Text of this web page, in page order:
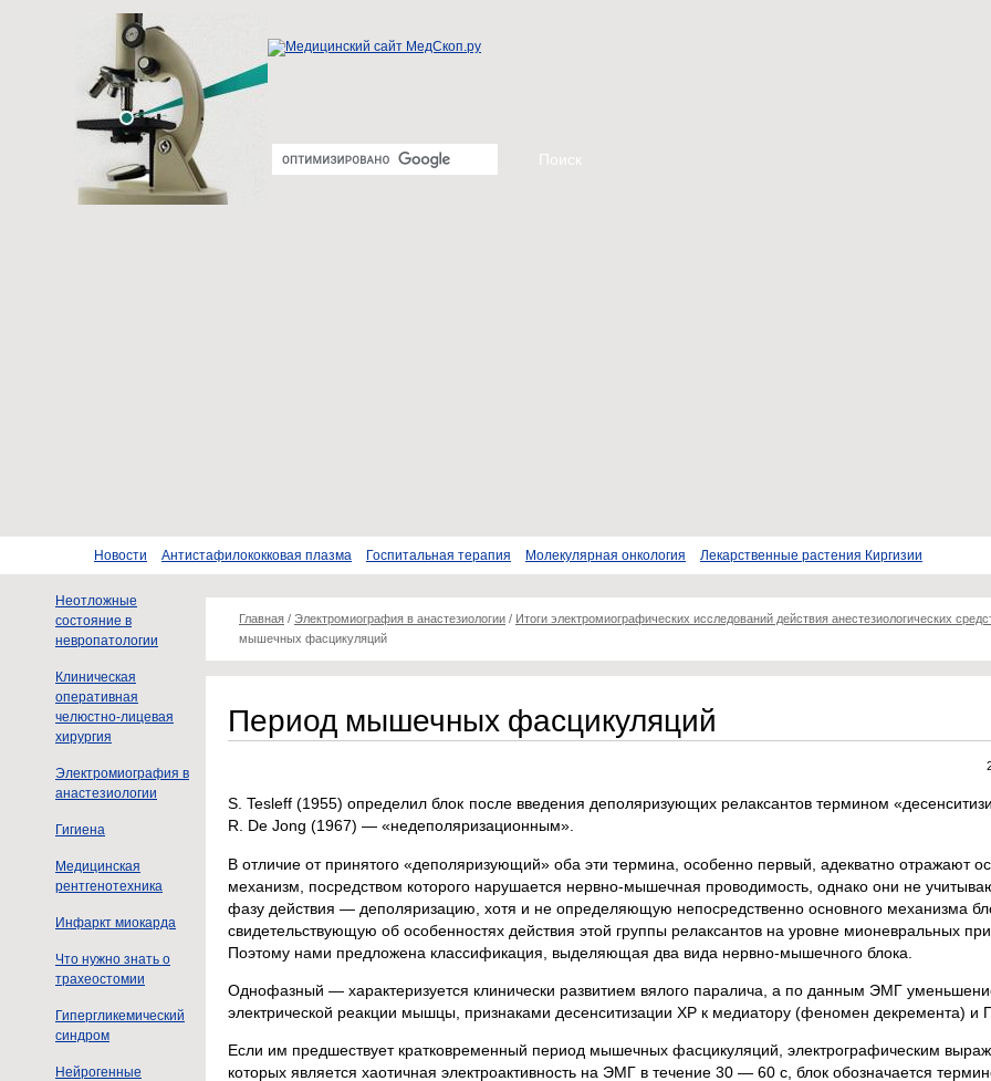
Новости Антистафилококковая плазма Госпитальная терапия Молекулярная онкология Лекарственные растения Киргизии
Неотложные
состояние в
невропатологии
Клиническая
оперативная
челюстно-лицевая
хирургия
Электромиография в
анастезиологии
Гигиена
Медицинская
рентгенотехника
Инфаркт миокарда
Что нужно знать о
трахеостомии
Гипергликемический
синдром
Нейрогенные
Главная / Электромиография в анастезиологии / Итоги электромиографических исследований действия анестезиологических
мышечных фасцикуляций
Период мышечных фасцикуляций
S. Tesleff (1955) определил блок после введения деполяризующих релаксантов термином
R. De Jong (1967) — «недеполяризационным».
В отличие от принятого «деполяризующий» оба эти термина, особенно первый, адекватно отражают
механизм, посредством которого нарушается нервно-мышечная проводимость, однако они не
фазу действия — деполяризацию, хотя и не определяющую непосредственно основного механизма
свидетельствующую об особенностях действия этой группы релаксантов на уровне мионевральных
Поэтому нами предложена классификация, выделяющая два вида нервно-мышечного блока.
Однофазный — характеризуется клинически развитием вялого паралича, а по данным ЭМГ
электрической реакции мышцы, признаками десенситизации ХР к медиатору (феномен декремента) и
Если им предшествует кратковременный период мышечных фасцикуляций, электрографическим
которых является хаотичная электроактивность на ЭМГ в течение 30 — 60 с, блок обозначается